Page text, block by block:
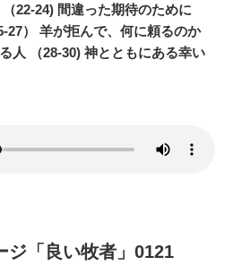
22-24) 間違った期待のために
27） 羊が拒んで、何に頼るのか
人 （28-30) 神とともにある幸い
ジ「良い牧者」0121